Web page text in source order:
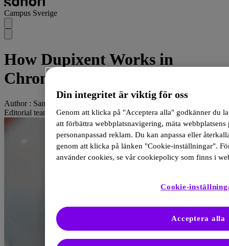
Campus Sverige
How Dupixent Works in
Chronic Spontaneous Urticaria
Author : Sanofi
Editorial team
Din integritet är viktig för oss
Genom att klicka på "Acceptera alla" godkänner du
att förbättra webbplatsnavigering, mäta webbplatsens
personanpassad reklam. Du kan anpassa eller
genom att klicka på länken "Cookie-inställningar".
använder cookies, se vår cookiepolicy som finns i
Cookie-
Acceptera alla